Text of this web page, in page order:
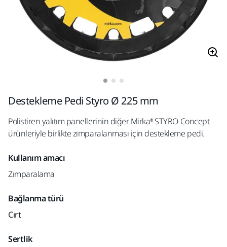
Destekleme Pedi Styro Ø 225 mm
Polistiren yalıtım panellerinin diğer Mirka® STYRO Concept
ürünleriyle birlikte zımparalanması için destekleme pedi.
Kullanım amacı
Zımparalama
Bağlanma türü
Cırt
Sertlik